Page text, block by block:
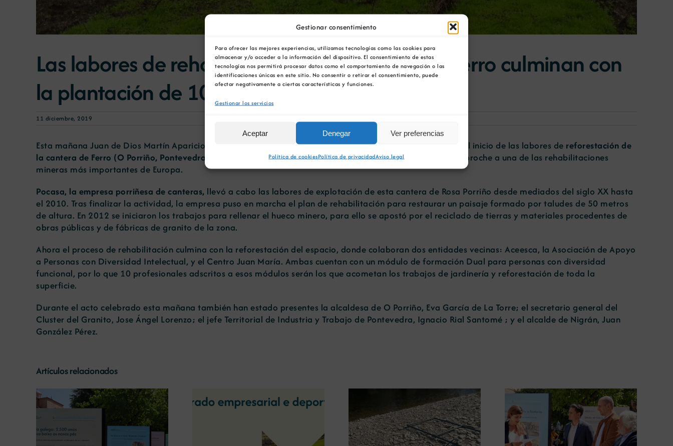
Gestionar consentimiento
Para ofrecer las mejores experiencias, utilizamos tecnologías como las cookies para
almacenar y/o acceder a la información del dispositivo. El consentimiento de estas
tecnologías nos permitirá procesar datos como el comportamiento de navegación o las
identificaciones únicas en este sitio. No consentir o retirar el consentimiento, puede
afectar negativamente a ciertas características y funciones.
Gestionar los servicios
Aceptar Denegar Ver preferencias
Política de cookiesPolítica de privacidadAviso legal
Las labores de rehabilitación de la cantera de Ferro culminan con
la plantación de 1000 árboles
11 diciembre, 2019
Esta mañana Juan de Dios Martín Aparicio, presidente de la Cámara Oficial Mineira de Galicia, ha asistido al inicio de las labores de reforestación de
la cantera de Ferro (O Porriño, Pontevedra).
Se trata de una plantación de un millar de pinos que pondrá el broche a una de las rehabilitaciones
mineras más importantes de Europa.
Pocasa, la empresa porriñesa de canteras, llevó a cabo las labores de explotación de esta cantera de Rosa Porriño desde mediados del siglo XX hasta
el 2010. Tras finalizar la actividad, la empresa puso en marcha el plan de rehabilitación para restaurar un paisaje formado por taludes de 50 metros
de altura. En 2012 se iniciaron los trabajos para rellenar el hueco minero, para ello se apostó por el reciclado de tierras y materiales procedentes de
obras públicas y de fábricas de granito de la zona.
Ahora el proceso de rehabilitación culmina con la reforestación del espacio, donde colaboran dos entidades vecinas: Aceesca, la Asociación de Apoyo
a Personas con Diversidad Intelectual, y el Centro Juan María. Ambas cuentan con un módulo de formación Dual para personas con diversidad
funcional, por lo que 10 profesionales adscritos a esos módulos serán los que acometan los trabajos de jardinería y reforestación de toda la
superficie.
Durante el acto celebrado esta mañana también han estado presentes la alcaldesa de O Porriño, Eva García de La Torre; el secretario general del
Cluster del Granito, Jose Ángel Lorenzo; el jefe Territorial de Industria y Trabajo de Pontevedra, Ignacio Rial Santomé ; y el alcalde de Nigrán, Juan
González Pérez.
Artículos relacionados
La COMG reúne a dos
líderes empresarias con
presentan las últimas
La COMG inaugura en